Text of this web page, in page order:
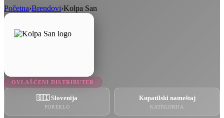
Početna›Brendovi›Kolpa San
OVLAŠĆENI DISTRIBUTER
🇸🇮 Slovenija
POREKLO
Kupatilski nameštaj
KATEGORIJA